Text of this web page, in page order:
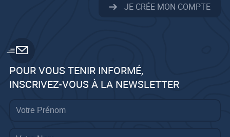
JE CRÉE MON COMPTE
POUR VOUS TENIR INFORMÉ,
INSCRIVEZ-VOUS À LA NEWSLETTER